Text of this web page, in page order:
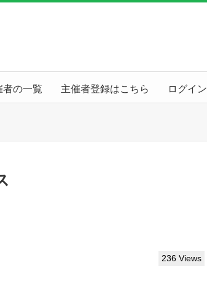
者の一覧 主催者登録はこちら ログイン
236 Views